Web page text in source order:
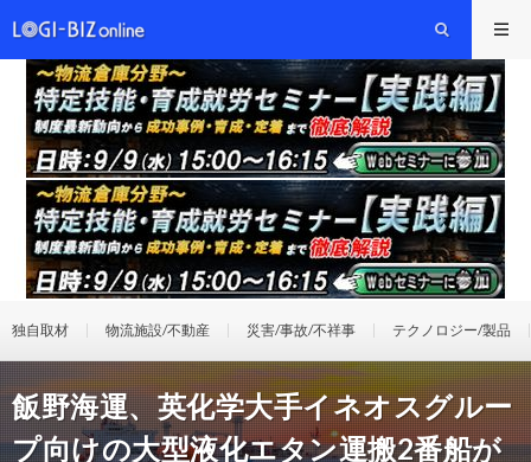
独自取材 物流施設/不動産 災害/事故/不祥事 テクノロジー/製品
飯野海運、英化学大手イネオスグルー
プ向けの大型液化エタン運搬2番船が